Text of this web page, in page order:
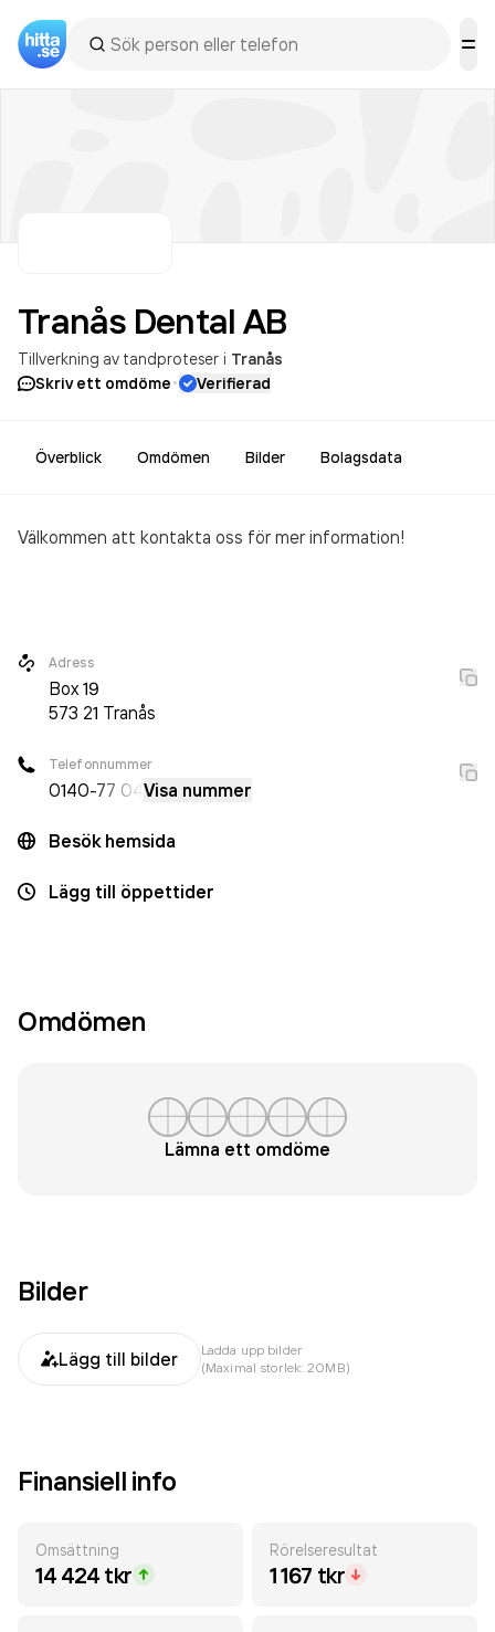
Tranås Dental AB
Tillverkning av tandproteser i Tranås
Skriv ett omdöme· Verifierad
Överblick Omdömen Bilder Bolagsdata
Välkommen att kontakta oss för mer information!
Adress
Box19
573 21 Tranås
Telefonnummer
0140-77 04 Visa nummer
Besök hemsida
Lägg till öppettider
Omdömen
Lämna ett omdöme
Bilder
Lägg till bilder
Ladda upp bilder
(Maximal storlek: 20MB)
Finansiell info
Omsättning
14 424 tkr
Rörelseresultat
1 167 tkr